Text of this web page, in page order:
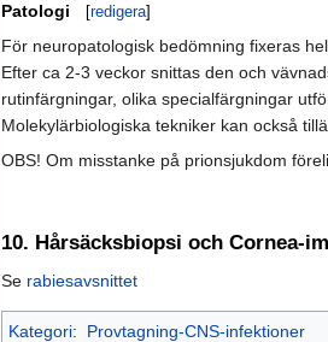
Patologi [redigera]
För neuropatologisk bedömning fixeras
Efter ca 2-3 veckor snittas den och
rutinfärgningar, olika specialfärgningar
Molekylärbiologiska tekniker kan också
OBS! Om misstanke på prionsjukdom
10. Hårsäcksbiopsi och Cornea-
Se rabiesavsnittet
Kategori: Provtagning-CNS-infektioner